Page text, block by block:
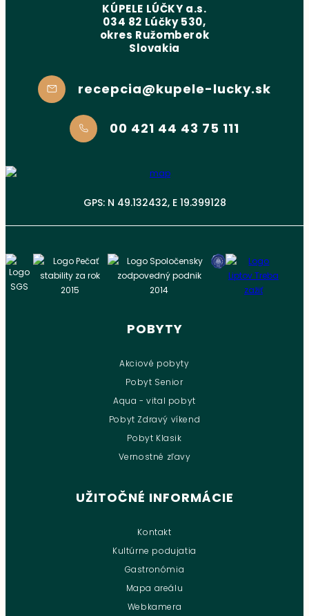
KÚPELE LÚČKY a.s.
034 82 Lúčky 530,
okres Ružomberok
Slovakia
recepcia@kupele-lucky.sk
00 421 44 43 75 111
GPS: N 49.132432, E 19.399128
POBYTY
Akciové pobyty
Pobyt Senior
Aqua - vital pobyt
Pobyt Zdravý víkend
Pobyt Klasik
Vernostné zľavy
UŽITOČNÉ INFORMÁCIE
Kontakt
Kultúrne podujatia
Gastronómia
Mapa areálu
Webkamera